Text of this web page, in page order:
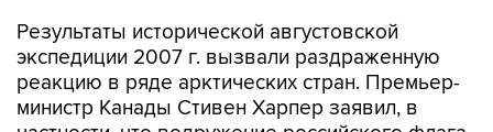
Результаты исторической августовской
экспедиции 2007 г. вызвали раздраженную
реакцию в ряде арктических стран. Премьер-
министр Канады Стивен Харпер заявил, в